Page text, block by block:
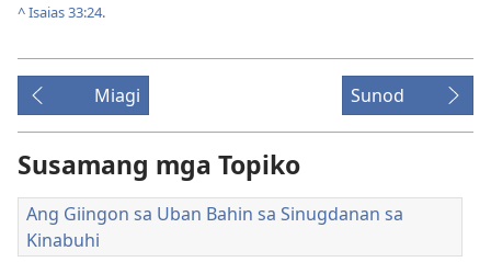
^Isaias 33:24.
Miagi Sunod
Susamang mga Topiko
Ang Giingon sa Uban Bahin sa Sinugdanan sa
Kinabuhi